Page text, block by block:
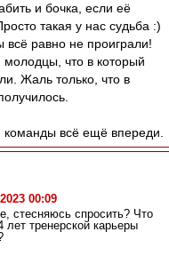
и бочка, если её
такая у нас судьба :)
всё равно не проиграли!
что в который
Жаль только, что в
команды всё ещё впереди.
00:09
стесняюсь спросить? Что
лет тренерской карьеры